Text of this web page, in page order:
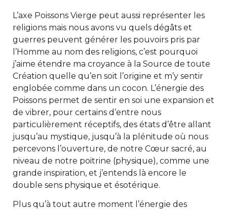
L’axe Poissons Vierge peut aussi représenter les
religions mais nous avons vu quels dégâts et
guerres peuvent générer les pouvoirs pris par
l’Homme au nom des religions, c’est pourquoi
j’aime étendre ma croyance à la Source de toute
Création quelle qu’en soit l’origine et m’y sentir
englobée comme dans un cocon. L’énergie des
Poissons permet de sentir en soi une expansion et
de vibrer, pour certains d’entre nous
particulièrement réceptifs, des états d’être allant
jusqu’au mystique, jusqu’à la plénitude où nous
percevons l’ouverture, de notre Cœur sacré, au
niveau de notre poitrine (physique), comme une
grande inspiration, et j’entends là encore le
double sens physique et ésotérique.
Plus qu’à tout autre moment l’énergie des